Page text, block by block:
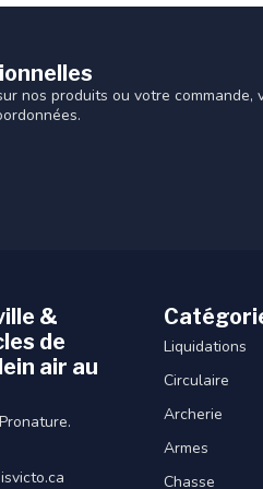
nos produits ou votre
&
de
air au
Liquidations
Circulaire
Archerie
Armes
Chasse